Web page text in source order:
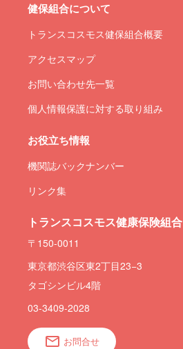
健保組合について
トランスコスモス健保組合概要
アクセスマップ
お問い合わせ先一覧
個人情報保護に対する取り組み
お役立ち情報
機関誌バックナンバー
リンク集
トランスコスモス健康保険組合
〒150-0011
東京都渋谷区東2丁目23−3
タゴシンビル4階
03-3409-2028
お問合せ